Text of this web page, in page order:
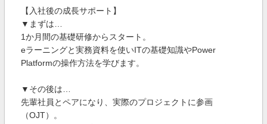
【入社後の成長サポート】
▼まずは…
1か月間の基礎研修からスタート。
eラーニングと実務資料を使いITの基礎知識やPower
Platformの操作方法を学びます。
▼その後は…
先輩社員とペアになり、実際のプロジェクトに参画
（OJT）。